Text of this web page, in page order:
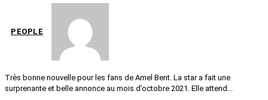
PEOPLE
Très bonne nouvelle pour les fans de Amel Bent. La star a fait une
surprenante et belle annonce au mois d’octobre 2021. Elle attend...